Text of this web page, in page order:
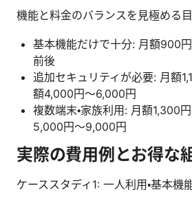
機能と料金のバランスを見極める
基本機能だけで十分: 月額900
前後
追加セキュリティが必要: 月額
額4,000円〜6,000円
複数端末・家族利用: 月額1,300
5,000円〜9,000円
実際の費用例とお得な
ケーススタディ1: 一人利用・基本機